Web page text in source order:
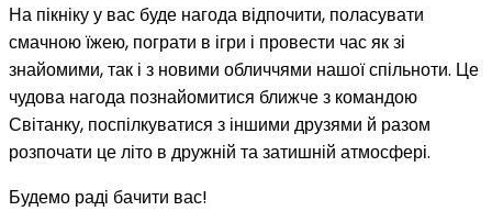
На пікніку у вас буде нагода відпочити, поласувати
смачною їжею, пограти в ігри і провести час як зі
знайомими, так і з новими обличчями нашої спільноти. Це
чудова нагода познайомитися ближче з командою
Світанку, поспілкуватися з іншими друзями й разом
розпочати це літо в дружній та затишній атмосфері.
Будемо раді бачити вас!